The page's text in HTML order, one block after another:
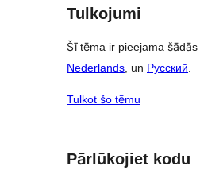
Tulkojumi
Šī tēma ir pieejama šādās
Nederlands , un Русский
Tulkot šo tēmu
Pārlūkojiet kodu